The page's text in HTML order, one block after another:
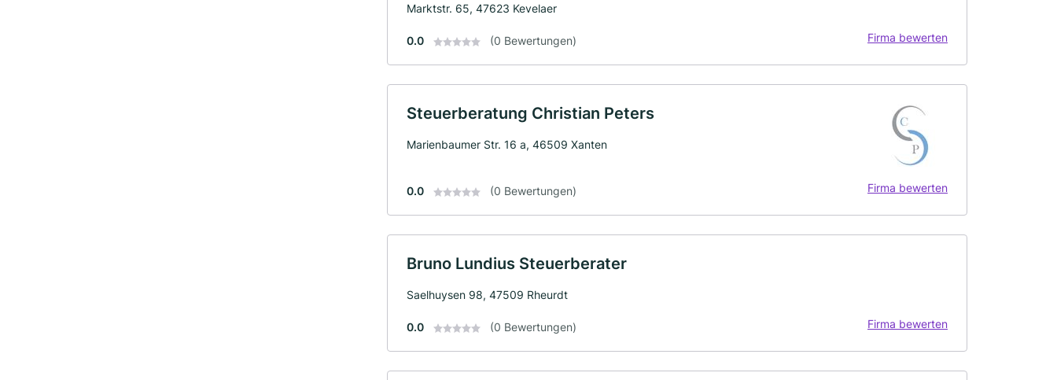
Marktstr. 65, 47623 Kevelaer
0.0 (0 Bewertungen) Firma bewerten
Steuerberatung Christian Peters
Marienbaumer Str. 16 a, 46509 Xanten
0.0 (0 Bewertungen) Firma bewerten
Bruno Lundius Steuerberater
Saelhuysen 98, 47509 Rheurdt
0.0 (0 Bewertungen) Firma bewerten